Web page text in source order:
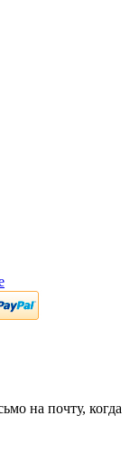
на почту, когда